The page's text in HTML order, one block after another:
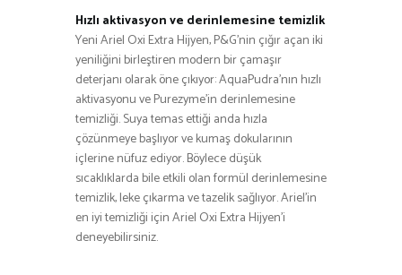
Hızlı aktivasyon ve derinlemesine temizlik
Yeni Ariel Oxi Extra Hijyen, P&G’nin çığır açan iki
yeniliğini birleştiren modern bir çamaşır
deterjanı olarak öne çıkıyor: AquaPudra’nın hızlı
aktivasyonu ve Purezyme’in derinlemesine
temizliği. Suya temas ettiği anda hızla
çözünmeye başlıyor ve kumaş dokularının
içlerine nüfuz ediyor. Böylece düşük
sıcaklıklarda bile etkili olan formül derinlemesine
temizlik, leke çıkarma ve tazelik sağlıyor. Ariel’in
en iyi temizliği için Ariel Oxi Extra Hijyen’i
deneyebilirsiniz.